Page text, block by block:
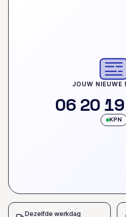
JOUW NIEUWE
06 20 19
KPN
Dezelfde werkdag